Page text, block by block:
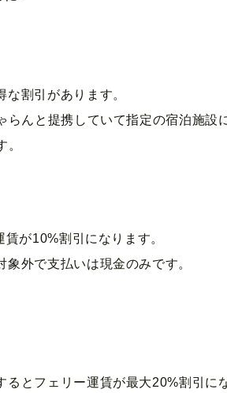
割引があります。
んと提携していて指定の宿泊施設
が10%割引になります。
外で支払いは現金のみです。
とフェリー運賃が最大20%割引に